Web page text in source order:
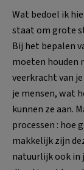
Wat bedoel ik
staat om grote
Bij het bepalen
moeten houden
veerkracht van
je mensen, wat
kunnen ze aan.
processen : hoe
makkelijk zijn
natuurlijk ook in